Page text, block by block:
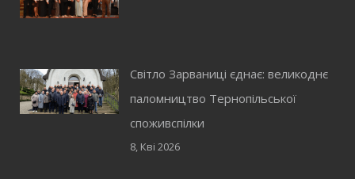
Світло Зарваниці єднає: великоднє
паломництво Тернопільської
споживспілки
8, Кві 2026